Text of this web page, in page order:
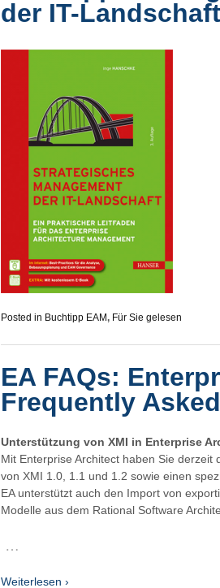
der IT-Landschaft
Posted in Buchtipp EAM, Für Sie gelesen
EA FAQs:
Frequently
Unterstützung von XMI in Enterprise
Mit Enterprise Architect haben Sie
von XMI 1.0, 1.1 und 1.2 sowie einen
EA unterstützt auch den Import von
Modelle aus dem Rational Software
…
Weiterlesen ›